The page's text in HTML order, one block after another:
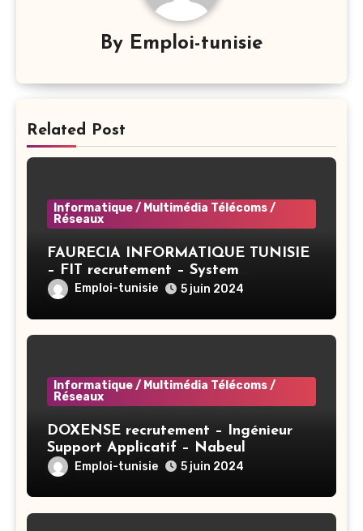
By Emploi-tunisie
Related Post
Informatique / Multimédia Télécoms /
Réseaux
FAURECIA INFORMATIQUE TUNISIE
– FIT recrutement – System
Administrator BAC+3 (CIVP) – Tunis
Emploi-tunisie 5 juin 2024
Informatique / Multimédia Télécoms /
Réseaux
DOXENSE recrutement – Ingénieur
Support Applicatif – Nabeul
Emploi-tunisie 5 juin 2024